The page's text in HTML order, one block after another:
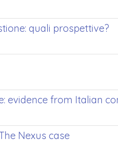
quali prospettive?
evidence from Italian
Nexus case